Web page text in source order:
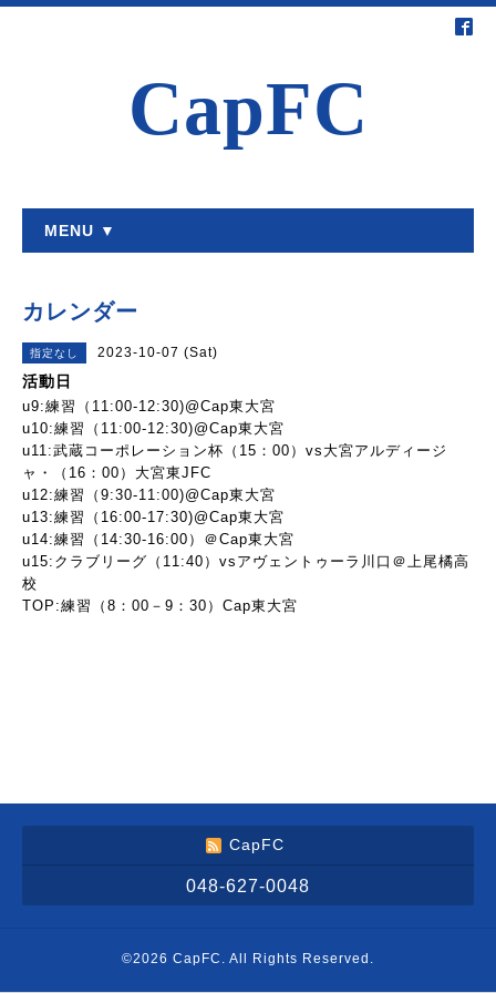
CapFC
MENU ▼
カレンダー
指定なし 2023-10-07 (Sat)
活動日
u9:練習（11:00-12:30)@Cap東大宮
u10:練習（11:00-12:30)@Cap東大宮
u11:武蔵コーポレーション杯（15：00）vs大宮アルディージ
ャ・（16：00）大宮東JFC
u12:練習（9:30-11:00)@Cap東大宮
u13:練習（16:00-17:30)@Cap東大宮
u14:練習（14:30-16:00）＠Cap東大宮
u15:クラブリーグ（11:40）vsアヴェントゥーラ川口＠上尾橘高
校
TOP:練習（8：00－9：30）Cap東大宮
CapFC
048-627-0048
©2026 CapFC . All Rights Reserved.